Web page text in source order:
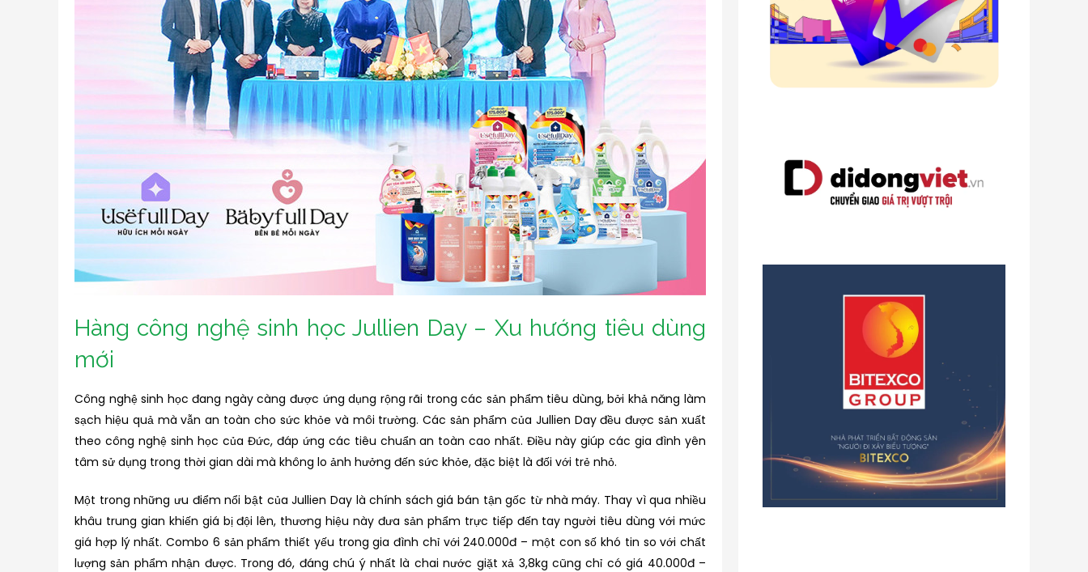
Hàng công nghệ sinh học Jullien Day – Xu hướng tiêu dùng
mới
Công nghệ sinh học đang ngày càng được ứng dụng rộng rãi trong các sản phẩm tiêu dùng, bởi khả năng làm
sạch hiệu quả mà vẫn an toàn cho sức khỏe và môi trường. Các sản phẩm của Jullien Day đều được sản xuất
theo công nghệ sinh học của Đức, đáp ứng các tiêu chuẩn an toàn cao nhất. Điều này giúp các gia đình yên
tâm sử dụng trong thời gian dài mà không lo ảnh hưởng đến sức khỏe, đặc biệt là đối với trẻ nhỏ.
Một trong những ưu điểm nổi bật của Jullien Day là chính sách giá bán tận gốc từ nhà máy. Thay vì qua nhiều
khâu trung gian khiến giá bị đội lên, thương hiệu này đưa sản phẩm trực tiếp đến tay người tiêu dùng với mức
giá hợp lý nhất. Combo 6 sản phẩm thiết yếu trong gia đình chỉ với 240.000đ – một con số khó tin so với chất
lượng sản phẩm nhận được. Trong đó, đáng chú ý nhất là chai nước giặt xả 3,8kg cũng chỉ có giá 40.000đ –